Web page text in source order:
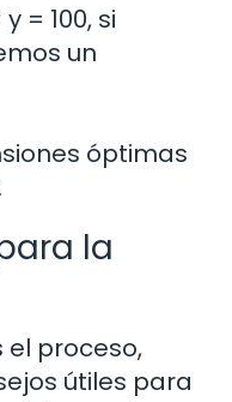
= 100, si
un
óptimas
la
el proceso,
útiles para